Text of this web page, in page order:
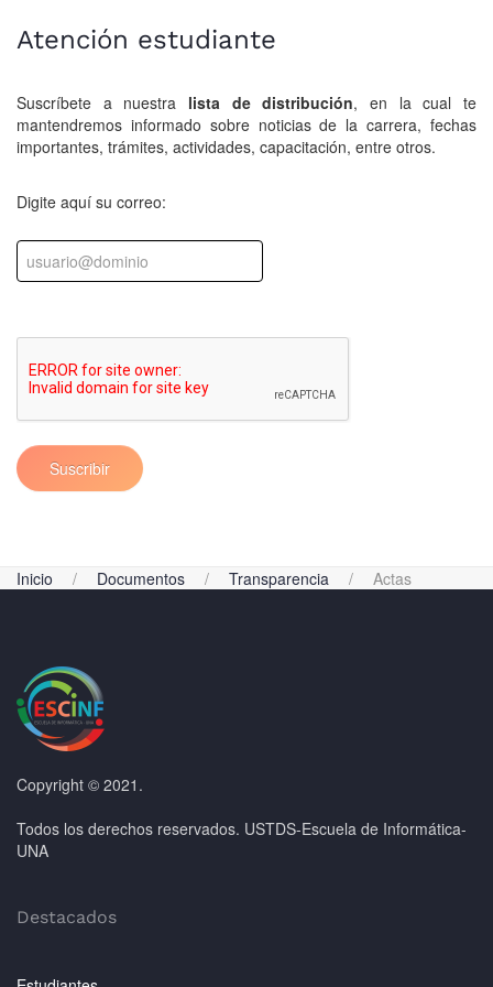
Atención estudiante
Suscríbete a nuestra lista de distribución, en la cual te
mantendremos informado sobre noticias de la carrera, fechas
importantes, trámites, actividades, capacitación, entre otros.
Digite aquí su correo:
Suscribir
Inicio Documentos Transparencia Actas
Copyright © 2021.
Todos los derechos reservados. USTDS-Escuela de Informática-
UNA
Destacados